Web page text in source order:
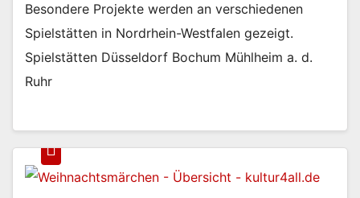
Besondere Projekte werden an verschiedenen
Spielstätten in Nordrhein-Westfalen gezeigt.
Spielstätten Düsseldorf Bochum Mühlheim a. d.
Ruhr